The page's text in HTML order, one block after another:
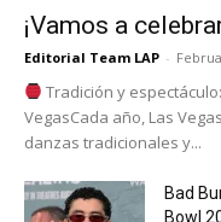
¡Vamos a
Editorial Team LAP -
Tradición y
VegasCada año, Las
danzas tradicionales y...
Bad
Bowl